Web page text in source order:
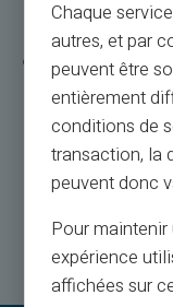
Veritas will gradually
crypto wallet is not
debit card, prepaid
cryptos for euros. To
IMPORTANT NOTE:
third party. Veritas is
branded or cobranded,
crypto assets for
Chaque
autres, et par
peuvent être
entièrement
conditions de
transaction, la
peuvent donc
Pour
expérience
affichées sur